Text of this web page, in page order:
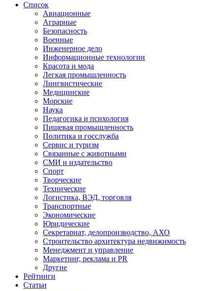
Список
Авиационные
Аграрные
Безопасность
Военные
Инженерное дело
Информационные технологии
Красота и мода
Легкая промышленность
Лингвистические
Медицинские
Морские
Наука
Педагогика и психология
Пищевая промышленность
Политика и госслужба
Сервис и туризм
Связанные с животными
СМИ и издательство
Спорт
Творческие
Технические
Логистика, ВЭД, торговля
Транспортные
Экономические
Юридические
Секретариат, делопроизводство, АХО
Строительство архитектура недвижимость
Менеджмент и управление
Маркетинг, реклама и PR
Другие
Рейтинги
Статьи